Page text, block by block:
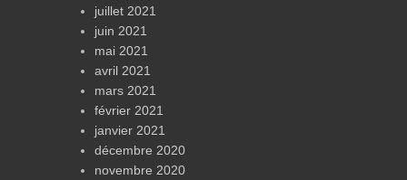
juillet 2021
juin 2021
mai 2021
avril 2021
mars 2021
février 2021
janvier 2021
décembre 2020
novembre 2020